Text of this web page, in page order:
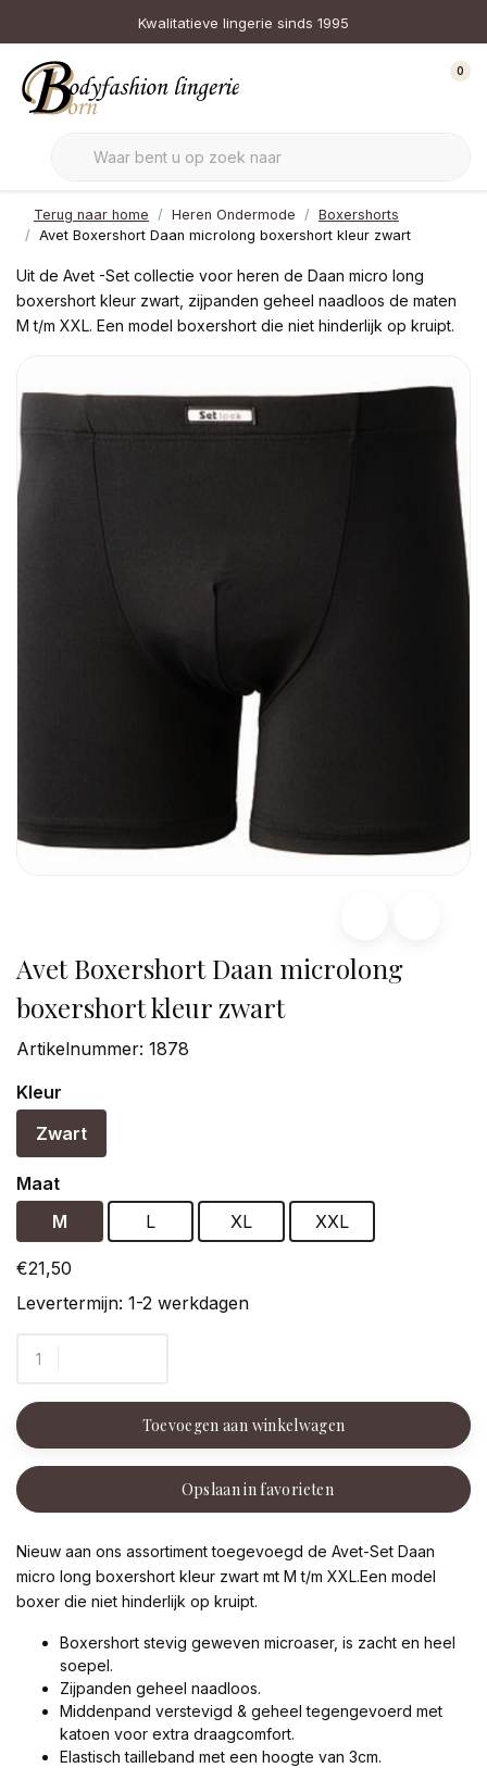
Kwalitatieve lingerie sinds 1995
0
Terug naar home Heren Ondermode
Boxershorts
Avet Boxershort Daan microlong boxershort kleur zwart
Uit de Avet -Set collectie voor heren de Daan micro long
boxershort kleur zwart, zijpanden geheel naadloos de maten
M t/m XXL. Een model boxershort die niet hinderlijk op kruipt.
Avet Boxershort Daan microlong
boxershort kleur zwart
Artikelnummer: 1878
Kleur
Zwart
Maat
M
L XL XXL
€21,50
Levertermijn: 1-2 werkdagen
Toevoegen aan winkelwagen
Opslaan in favorieten
Nieuw aan ons assortiment toegevoegd de Avet-Set Daan
micro long boxershort kleur zwart mt M t/m XXL.Een model
boxer die niet hinderlijk op kruipt.
Boxershort stevig geweven microaser, is zacht en heel
soepel.
Zijpanden geheel naadloos.
Middenpand verstevigd & geheel tegengevoerd met
katoen voor extra draagcomfort.
Elastisch tailleband met een hoogte van 3cm.